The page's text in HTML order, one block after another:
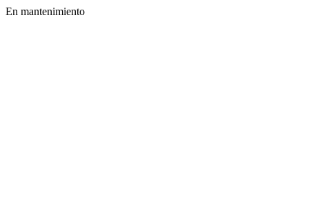
En mantenimiento